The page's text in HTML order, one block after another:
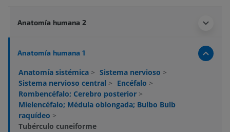
Anatomía humana 2
Anatomía humana 1
Anatomía sistémica > Sistema nervioso >
Sistema nervioso central > Encéfalo >
Rombencéfalo; Cerebro posterior >
Mielencéfalo; Médula oblongada; Bulbo Bulb
raquídeo >
Tubérculo cuneiforme